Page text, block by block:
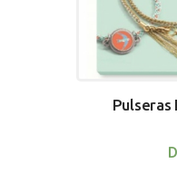
Pulseras